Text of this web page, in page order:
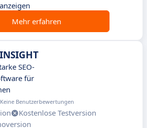
Mehr erfahren
SEO-
für
Keine Benutzerbewertungen
Kostenlose Testversion